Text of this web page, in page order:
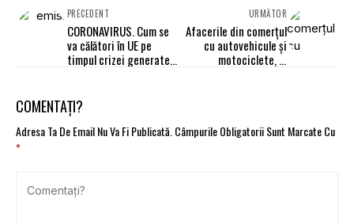
PRECEDENT
CORONAVIRUS. Cum se
va călători în UE pe
timpul crizei generate
URMĂTOR
Afacerile din comerţul
cu autovehicule şi
motociclete, în
COMENTAȚI?
Adresa Ta De Email Nu Va Fi Publicată.Câmpurile Obligatorii Sunt Marcate Cu
*